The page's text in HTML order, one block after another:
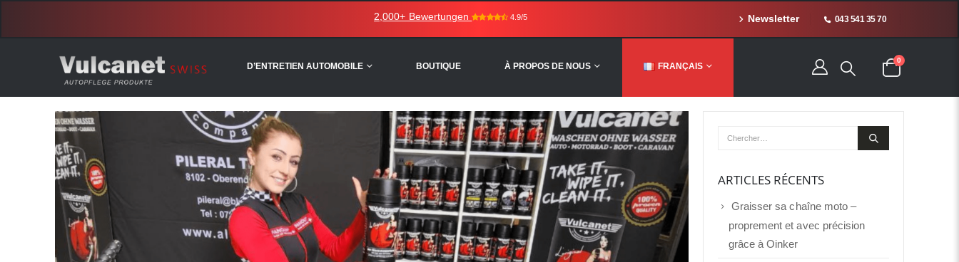
Newsletter 043 541 35 70
D’ENTRETIEN AUTOMOBILE BOUTIQUE À PROPOS DE NOUS FRANÇAIS
0
ARTICLES RÉCENTS
Graisser sa chaîne moto –
proprement et avec précision
grâce à Oinker
2,000+ Bewertungen 4.9/5